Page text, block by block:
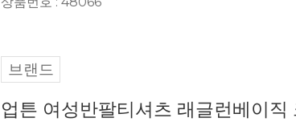
브랜드
업튼 여성반팔티셔츠 래글런베이